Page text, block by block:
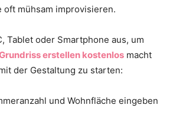
mühsam improvisieren.
Tablet oder Smartphone aus, um
erstellen kostenlos macht
der Gestaltung zu starten:
und Wohnfläche eingeben